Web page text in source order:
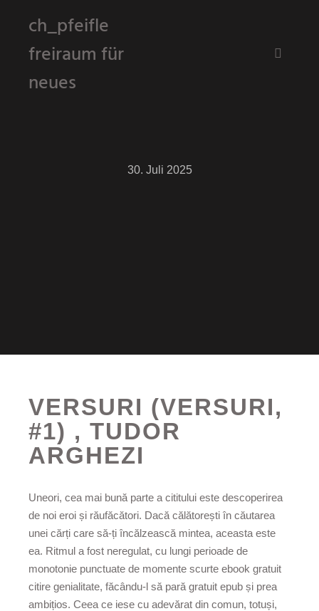
ch_pfeifle
freiraum für
neues
30. Juli 2025
VERSURI (VERSURI,
#1) , TUDOR
ARGHEZI
Uneori, cea mai bună parte a cititului este descoperirea
de noi eroi și răufăcători. Dacă călătorești în căutarea
unei cărți care să-ți încălzească mintea, aceasta este
ea. Ritmul a fost neregulat, cu lungi perioade de
monotonie punctuate de momente scurte ebook gratuit
citire genialitate, făcându-l să pară gratuit epub și prea
ambițios. Ceea ce iese cu adevărat din comun, totuși,